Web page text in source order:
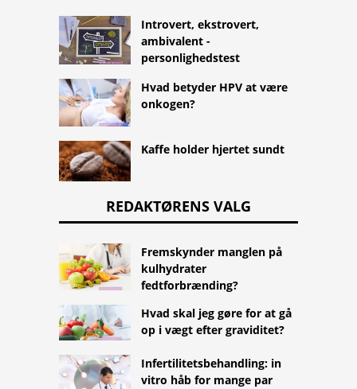
Introvert, ekstrovert,
ambivalent -
personlighedstest
Hvad betyder HPV at være
onkogen?
Kaffe holder hjertet sundt
REDAKTØRENS VALG
Fremskynder manglen på
kulhydrater
fedtforbrænding?
Hvad skal jeg gøre for at gå
op i vægt efter graviditet?
Infertilitetsbehandling: in
vitro håb for mange par